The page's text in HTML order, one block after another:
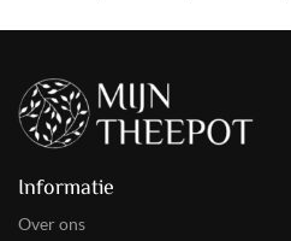
Informatie
Over ons